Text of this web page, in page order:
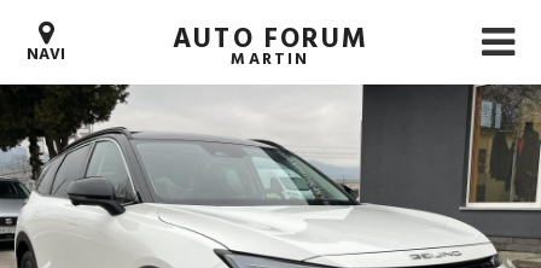
NAVI AUTO FORUM
MARTIN